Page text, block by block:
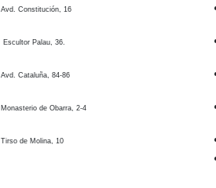
Avd. Constitución, 16
Escultor Palau, 36.
Avd. Cataluña, 84-86
Monasterio de Obarra, 2-4
Tirso de Molina, 10